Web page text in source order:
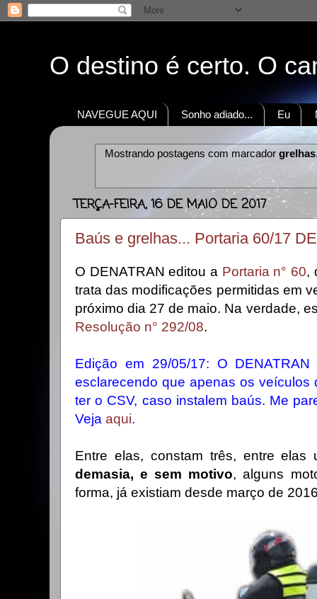
O destino é certo. O
NAVEGUE AQUI Sonho adiado... Eu
Mostrando postagens com marcador grelhas
TERÇA-FEIRA, 16 DE MAIO DE 2017
Baús e grelhas... Portaria 60/17
O DENATRAN editou a Portaria n° 60,
trata das modificações permitidas em
próximo dia 27 de maio. Na verdade,
Resolução n° 292/08.
Edição em 29/05/17: O
esclarecendo que apenas os veículos
ter o CSV, caso instalem baús. Me
Veja aqui.
Entre elas, constam três, entre
demasia, e sem motivo, alguns
forma, já existiam desde março de